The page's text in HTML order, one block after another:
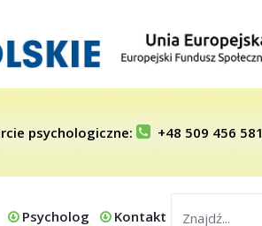
psychologiczne: +48 509 456 581
Psycholog Kontakt